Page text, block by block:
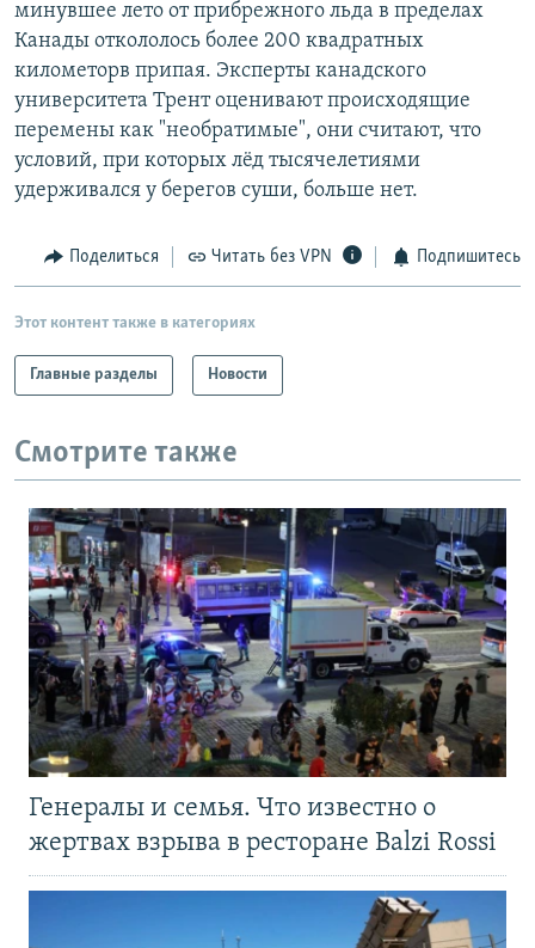
Все сайты РСЕ/РС
минувшее лето от прибрежного льда в пределах
Канады откололось более 200 квадратных
километорв припая. Эксперты канадского
университета Трент оценивают происходящие
перемены как "необратимые", они считают, что
условий, при которых лёд тысячелетиями
удерживался у берегов суши, больше нет.
Поделиться Читать без VPN Подпишитесь
Этот контент также в категориях
Главные разделы Новости
Смотрите также
Генералы и семья. Что известно о
жертвах взрыва в ресторане Balzi Rossi